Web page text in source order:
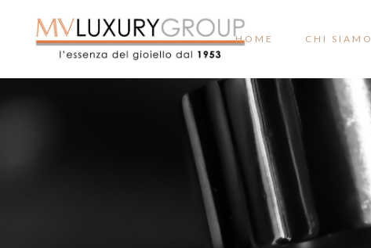
HOME CHI SIAMO